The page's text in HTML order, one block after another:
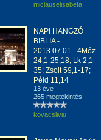
miclauselisabeta
NAPI HANGZÓ
BIBLIA -
2013.07.01. -4Móz
24,1-25,18; Lk 2,1-
35; Zsolt 59,1-17;
Péld 11,14
13 éve
265 megtekintés
kovacsliviu